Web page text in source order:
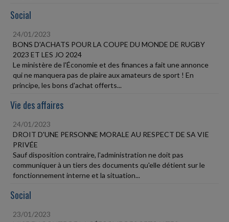
Social
24/01/2023
BONS D'ACHATS POUR LA COUPE DU MONDE DE RUGBY
2023 ET LES JO 2024
Le ministère de l'Économie et des finances a fait une annonce
qui ne manquera pas de plaire aux amateurs de sport ! En
principe, les bons d'achat offerts...
Vie des affaires
24/01/2023
DROIT D'UNE PERSONNE MORALE AU RESPECT DE SA VIE
PRIVÉE
Sauf disposition contraire, l'administration ne doit pas
communiquer à un tiers des documents qu'elle détient sur le
fonctionnement interne et la situation...
Social
23/01/2023